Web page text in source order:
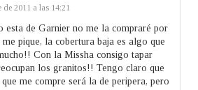
de 2011 a las 14:21
esta de Garnier no me la compraré por
me pique, la cobertura baja es algo que
Con la Missha consigo tapar
los granitos!! Tengo claro que
me compre será la de peripera, pero